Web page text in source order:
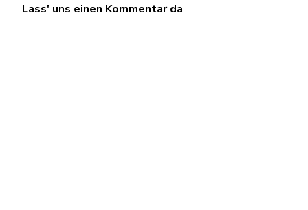
Lass' uns einen Kommentar da